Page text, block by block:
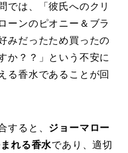
では、「彼氏へのクリ
ーンのピオニー＆ブラ
みだったため買ったの
か？？」という不安に
る香水であることが回
すると、 ジョーマロー
れる香水であり、適切